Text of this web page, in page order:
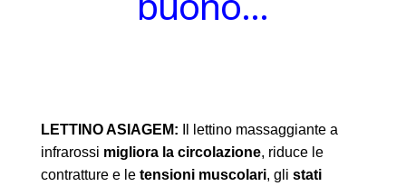
LETTINO ASIAGEM:
Il lettino massaggiante a
infrarossi migliora la circolazione, riduce le
contratture e le tensioni muscolari, gli stati